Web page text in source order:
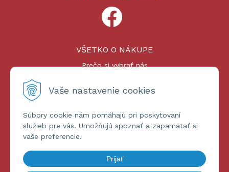
Vaše nastavenie cookies
Súbory cookie nám pomáhajú pri poskytovaní
služieb pre vás. Umožňujú spoznať a zapamätať si
vaše preferencie.
Prijať
VŠETKO O NÁKUPE
Prečo si vybrať nás
Platby a doprava
ĎALŠIE INFORMÁCIE
Obchodné podmienky
Ochrana osobných údajov